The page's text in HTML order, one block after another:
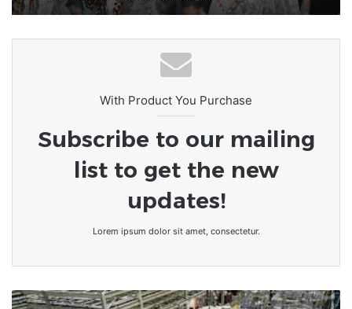
With Product You Purchase
Subscribe to our mailing
list to get the new
updates!
Lorem ipsum dolor sit amet, consectetur.
Mali